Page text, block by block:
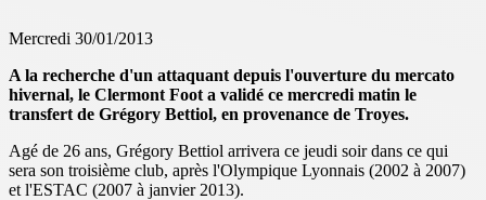
Mercredi 30/01/2013
A la recherche d'un attaquant depuis l'ouverture du mercato
hivernal, le Clermont Foot a validé ce mercredi matin le
transfert de Grégory Bettiol, en provenance de Troyes.
Agé de 26 ans, Grégory Bettiol arrivera ce jeudi soir dans ce qui
sera son troisième club, après l'Olympique Lyonnais (2002 à 2007)
et l'ESTAC (2007 à janvier 2013).